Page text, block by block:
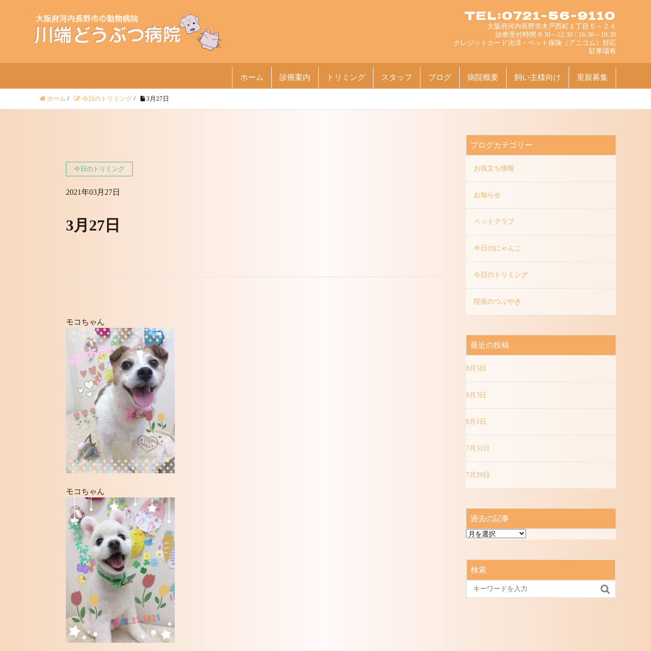
TEL:0721-56-9110
大阪府河内長野市木戸西町１丁目５－２４
診察受付時間 8:30～12:30 / 16:30～19:30
クレジットカード決済・ペット保険（アニコム）対応
駐車場有
ホーム 診療案内 トリミング スタッフ ブログ 病院概要 飼い主様向け 里親募集
ホーム / 今日のトリミング / 3月27日
今日のトリミング
2021年03月27日
3月27日
モコちゃん
モコちゃん
ブログカテゴリー
お役立ち情報
お知らせ
ペットクラブ
今日のにゃんこ
今日のトリミング
院長のつぶやき
最近の投稿
8月5日
8月3日
8月1日
7月31日
7月29日
過去の記事
過
記
検索
